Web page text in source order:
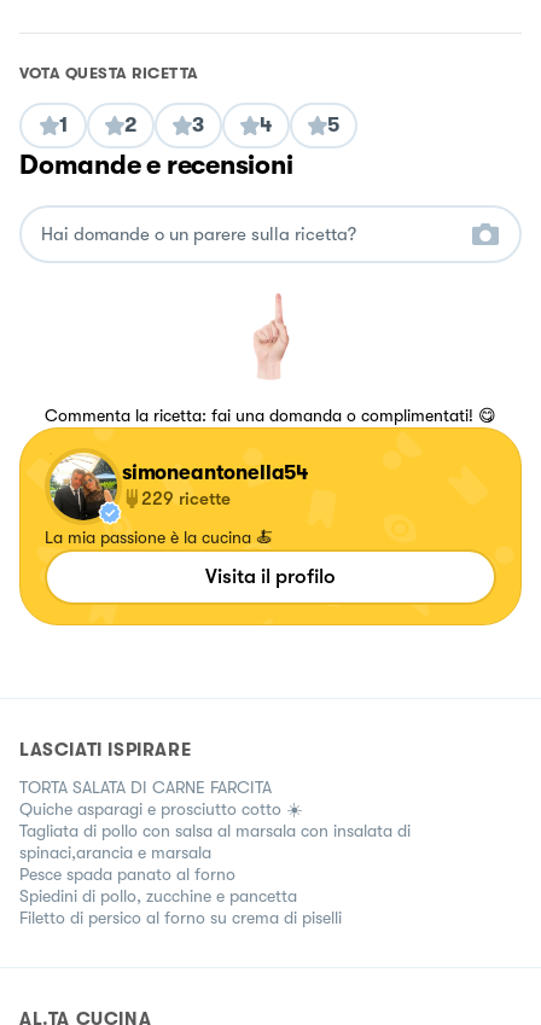
VOTA QUESTA RICETTA
1 2 3 4 5
Domande e recensioni
Commenta la ricetta: fai una domanda o complimentati! 😋
simoneantonella54
229 ricette
La mia passione è la cucina 🍝
Visita il profilo
LASCIATI ISPIRARE
TORTA SALATA DI CARNE FARCITA
Quiche asparagi e prosciutto cotto ☀️
Tagliata di pollo con salsa al marsala con insalata di
spinaci,arancia e marsala
Pesce spada panato al forno
Spiedini di pollo, zucchine e pancetta
Filetto di persico al forno su crema di piselli
AL.TA CUCINA